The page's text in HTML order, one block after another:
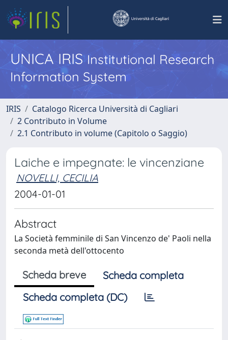
UNICA IRISInstitutional Research
Information System
IRIS
Catalogo Ricerca Università di Cagliari
2 Contributo in Volume
2.1 Contributo in volume (Capitolo o Saggio)
Laiche e impegnate: le vincenziane
NOVELLI, CECILIA
2004-01-01
Abstract
La Società femminile di San Vincenzo de' Paoli nella
seconda metà dell'ottocento
Scheda breve
Scheda completa
Scheda completa (DC)